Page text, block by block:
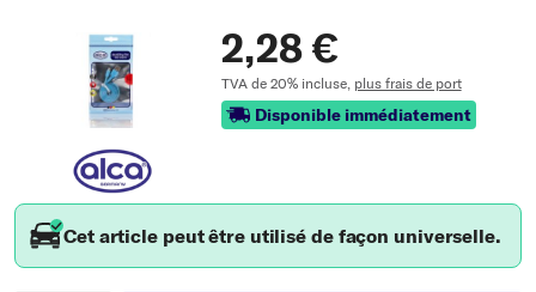
2,28 €
TVA de 20% incluse, plus frais de port
Disponible immédiatement
Cet article peut être utilisé de façon universelle.